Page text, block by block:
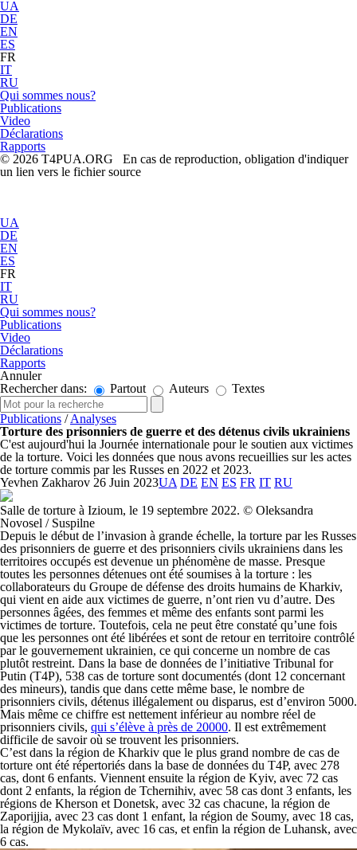
UA
DE
EN
ES
FR
IT
RU
Qui sommes nous?
Publications
Video
Déclarations
Rapports
© 2026 T4PUA.ORG En cas de reproduction, obligation d'indiquer
un lien vers le fichier source
UA
DE
EN
ES
FR
IT
RU
Qui sommes nous?
Publications
Video
Déclarations
Rapports
Annuler
Rechercher dans:
Partout Auteurs Textes
Publications /Analyses
Torture des prisonniers de guerre et des détenus civils ukrainiens
C'est aujourd'hui la Journée internationale pour le soutien aux victimes
de la torture. Voici les données que nous avons recueillies sur les actes
de torture commis par les Russes en 2022 et 2023.
Yevhen Zakharov 26 Juin 2023UA DE EN ES FR IT RU
Salle de torture à Izioum, le 19 septembre 2022. © Oleksandra
Novosel / Suspilne
Depuis le début de l’invasion à grande échelle, la torture par les Russes
des prisonniers de guerre et des prisonniers civils ukrainiens dans les
territoires occupés est devenue un phénomène de masse. Presque
toutes les personnes détenues ont été soumises à la torture : les
collaborateurs du Groupe de défense des droits humains de Kharkiv,
qui vient en aide aux victimes de guerre, n’ont rien vu d’autre. Des
personnes âgées, des femmes et même des enfants sont parmi les
victimes de torture. Toutefois, cela ne peut être constaté qu’une fois
que les personnes ont été libérées et sont de retour en territoire contrôlé
par le gouvernement ukrainien, ce qui concerne un nombre de cas
plutôt restreint. Dans la base de données de l’initiative Tribunal for
Putin (T4P), 538 cas de torture sont documentés (dont 12 concernant
des mineurs), tandis que dans cette même base, le nombre de
prisonniers civils, détenus illégalement ou disparus, est d’environ 5000.
Mais même ce chiffre est nettement inférieur au nombre réel de
prisonniers civils, qui s’élève à près de 20000. Il est extrêmement
difficile de savoir où se trouvent les prisonniers.
C’est dans la région de Kharkiv que le plus grand nombre de cas de
torture ont été répertoriés dans la base de données du T4P, avec 278
cas, dont 6 enfants. Viennent ensuite la région de Kyiv, avec 72 cas
dont 2 enfants, la région de Tchernihiv, avec 58 cas dont 3 enfants, les
régions de Kherson et Donetsk, avec 32 cas chacune, la région de
Zaporijjia, avec 23 cas dont 1 enfant, la région de Soumy, avec 18 cas,
la région de Mykolaïv, avec 16 cas, et enfin la région de Luhansk, avec
6 cas.